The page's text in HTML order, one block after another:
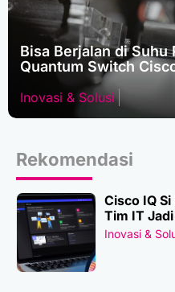
Bisa Berjalan di Suhu
Quantum Switch
Inovasi & Solusi
Rekomendasi
Cisco IQ
Tim IT
Inovasi &